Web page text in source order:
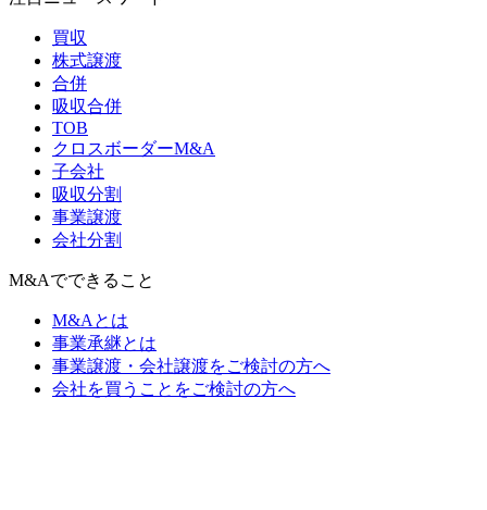
買収
株式譲渡
合併
吸収合併
TOB
クロスボーダーM&A
子会社
吸収分割
事業譲渡
会社分割
M&Aでできること
M&Aとは
事業承継とは
事業譲渡・会社譲渡をご検討の方へ
会社を買うことをご検討の方へ